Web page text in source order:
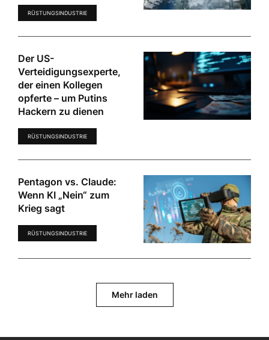
RÜSTUNGSINDUSTRIE
Der US-
Verteidigungsexperte,
der einen Kollegen
opferte – um Putins
Hackern zu dienen
RÜSTUNGSINDUSTRIE
Pentagon vs. Claude:
Wenn KI „Nein“ zum
Krieg sagt
RÜSTUNGSINDUSTRIE
Mehr laden